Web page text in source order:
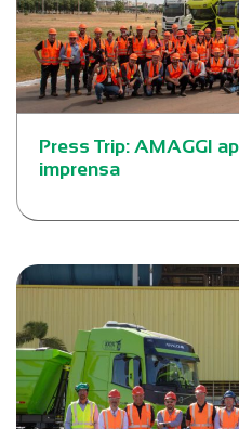
Press Trip: AMAGGI
imprensa